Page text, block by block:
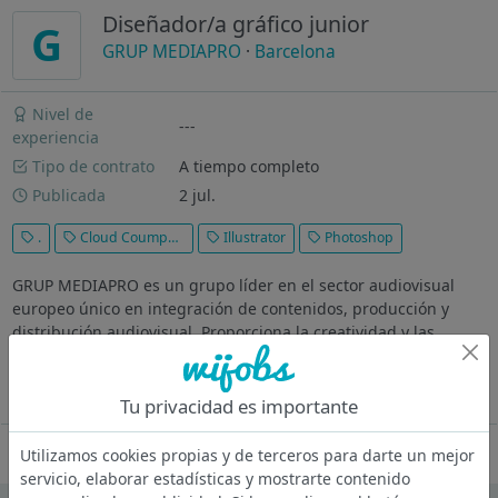
G Diseñador/a gráfico junior
GRUP MEDIAPRO · Barcelona
Nivel de
experiencia
---
Tipo de contrato
A tiempo completo
Publicada
2 jul.
. Cloud Coumputing Illustrator Photoshop
GRUP MEDIAPRO es un grupo líder en el sector audiovisual
europeo único en integración de contenidos, producción y
distribución audiovisual. Proporciona la creatividad y las
soluciones técnicas necesarias para diseñar, producir y
Oferta desactivada
Tu privacidad es importante
Utilizamos cookies propias y de terceros para darte un mejor
servicio, elaborar estadísticas y mostrarte contenido